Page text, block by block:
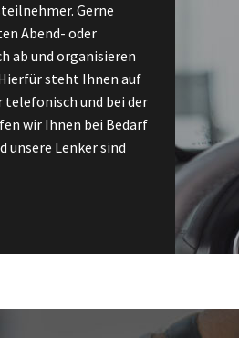
Gerne
Abend- oder
ab und organisieren
steht Ihnen auf
telefonisch und bei der
wir Ihnen bei Bedarf
unsere Lenker sind